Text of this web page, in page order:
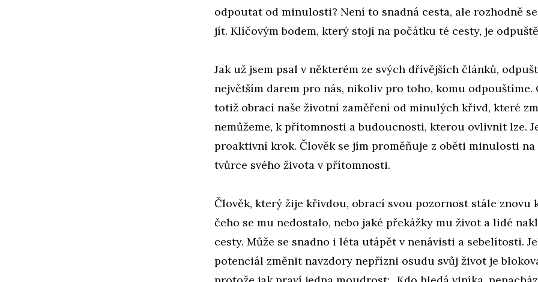
odpoutat od minulosti? Není to snadná cesta, ale rozhodně
jít. Klíčovým bodem, který stojí na počátku té cesty, je
Jak už jsem psal v některém ze svých dřívějších článků,
největším darem pro nás, nikoliv pro toho, komu odpouštíme.
totiž obrací naše životní zaměření od minulých křivd, které
nemůžeme, k přítomnosti a budoucnosti, kterou ovlivnit lze.
proaktivní krok. Člověk se jím proměňuje z oběti minulosti
tvůrce svého života v přítomnosti.
Člověk, který žije křivdou, obrací svou pozornost stále znovu
čeho se mu nedostalo, nebo jaké překážky mu život a lidé
cesty. Může se snadno i léta utápět v nenávisti a sebelítosti.
potenciál změnit navzdory nepřízni osudu svůj život je